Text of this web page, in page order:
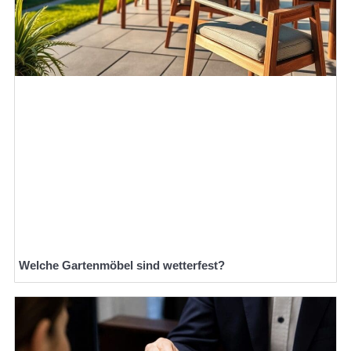
Welche Gartenmöbel sind wetterfest?